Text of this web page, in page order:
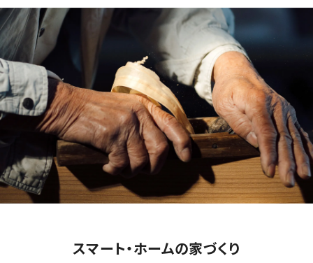
スマート・ホームの家づくり